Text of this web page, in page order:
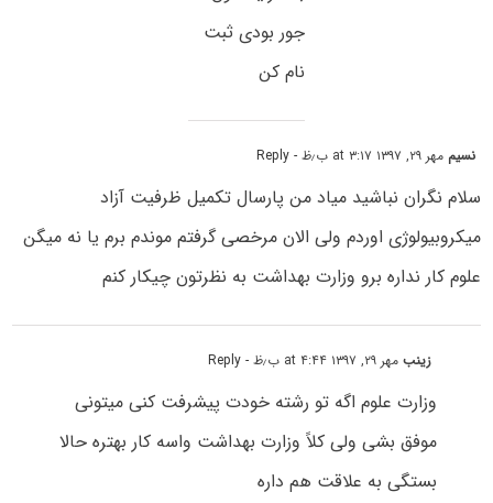
جور بودی ثبت
نام کن
نسیم مهر ۲۹, ۱۳۹۷ at ۳:۱۷ ب٫ظ - Reply
سلام نگران نباشید میاد من پارسال تکمیل ظرفیت آزاد
میکروبیولوژی اوردم ولی الان مرخصی گرفتم موندم برم یا نه میگن
علوم کار نداره برو وزارت بهداشت به نظرتون چیکار کنم
زینبمهر ۲۹, ۱۳۹۷ at ۴:۴۴ ب٫ظ - Reply
وزارت علوم اگه تو رشته خودت پیشرفت کنی میتونی
موفق بشی ولی کلاً وزارت بهداشت واسه کار بهتره حالا
بستگی به علاقت هم داره